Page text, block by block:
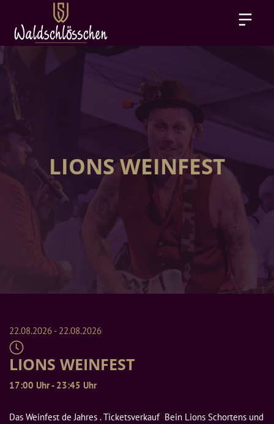
LIONS WEINFEST
22.08.2026 - 22.08.2026
LIONS WEINFEST
17:00 Uhr - 23:45 Uhr
Das Weinfest de Jahres . Ticketsverkauf  Bein Lions Schortens und